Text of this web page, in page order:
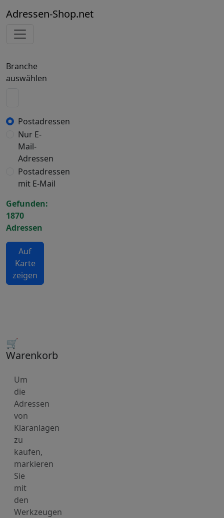
Adressen-Shop.net
Branche
auswählen
Postadressen
Nur E-
Mail-
Adressen
Postadressen
mit E-Mail
Gefunden:
1870
Adressen
Auf
Karte
zeigen
🛒
Warenkorb
Um
die
Adressen
von
Kläranlagen
zu
kaufen,
markieren
Sie
mit
den
Werkzeugen